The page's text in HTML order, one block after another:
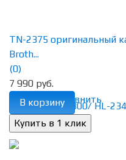
избранное сравнить
TN-2375 оригинальный
Broth...
(0)
7 990 руб.
В корзину